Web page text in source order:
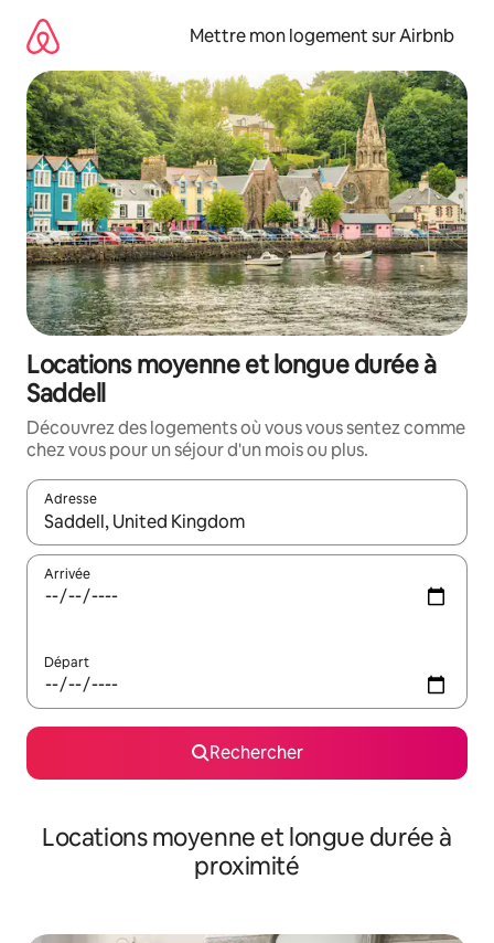
directement
contenu
Mettre mon logement sur Airbnb
Locations moyenne et longue durée à
Saddell
Découvrez des logements où vous vous sentez comme
chez vous pour un séjour d'un mois ou plus.
Adresse
Lorsque les résultats s'affichent, utilisez les flèches vers le
Arrivée
Départ
Rechercher
Locations moyenne et longue durée à
proximité